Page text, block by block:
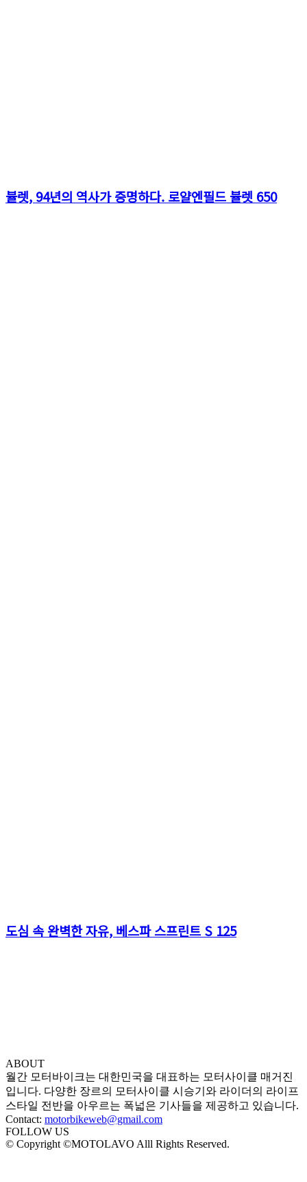
뷸렛, 94년의 역사가 증명하다. 로얄엔필드 뷸렛 650
도심 속 완벽한 자유, 베스파 스프린트 S 125
ABOUT
월간 모터바이크는 대한민국을 대표하는 모터사이클 매거진
입니다. 다양한 장르의 모터사이클 시승기와 라이더의 라이프
스타일 전반을 아우르는 폭넓은 기사들을 제공하고 있습니다.
Contact: motorbikeweb@gmail.com
FOLLOW US
© Copyright ©MOTOLAVO Alll Rights Reserved.